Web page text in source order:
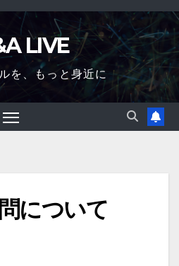
LIVE
を、もっと身近に
について